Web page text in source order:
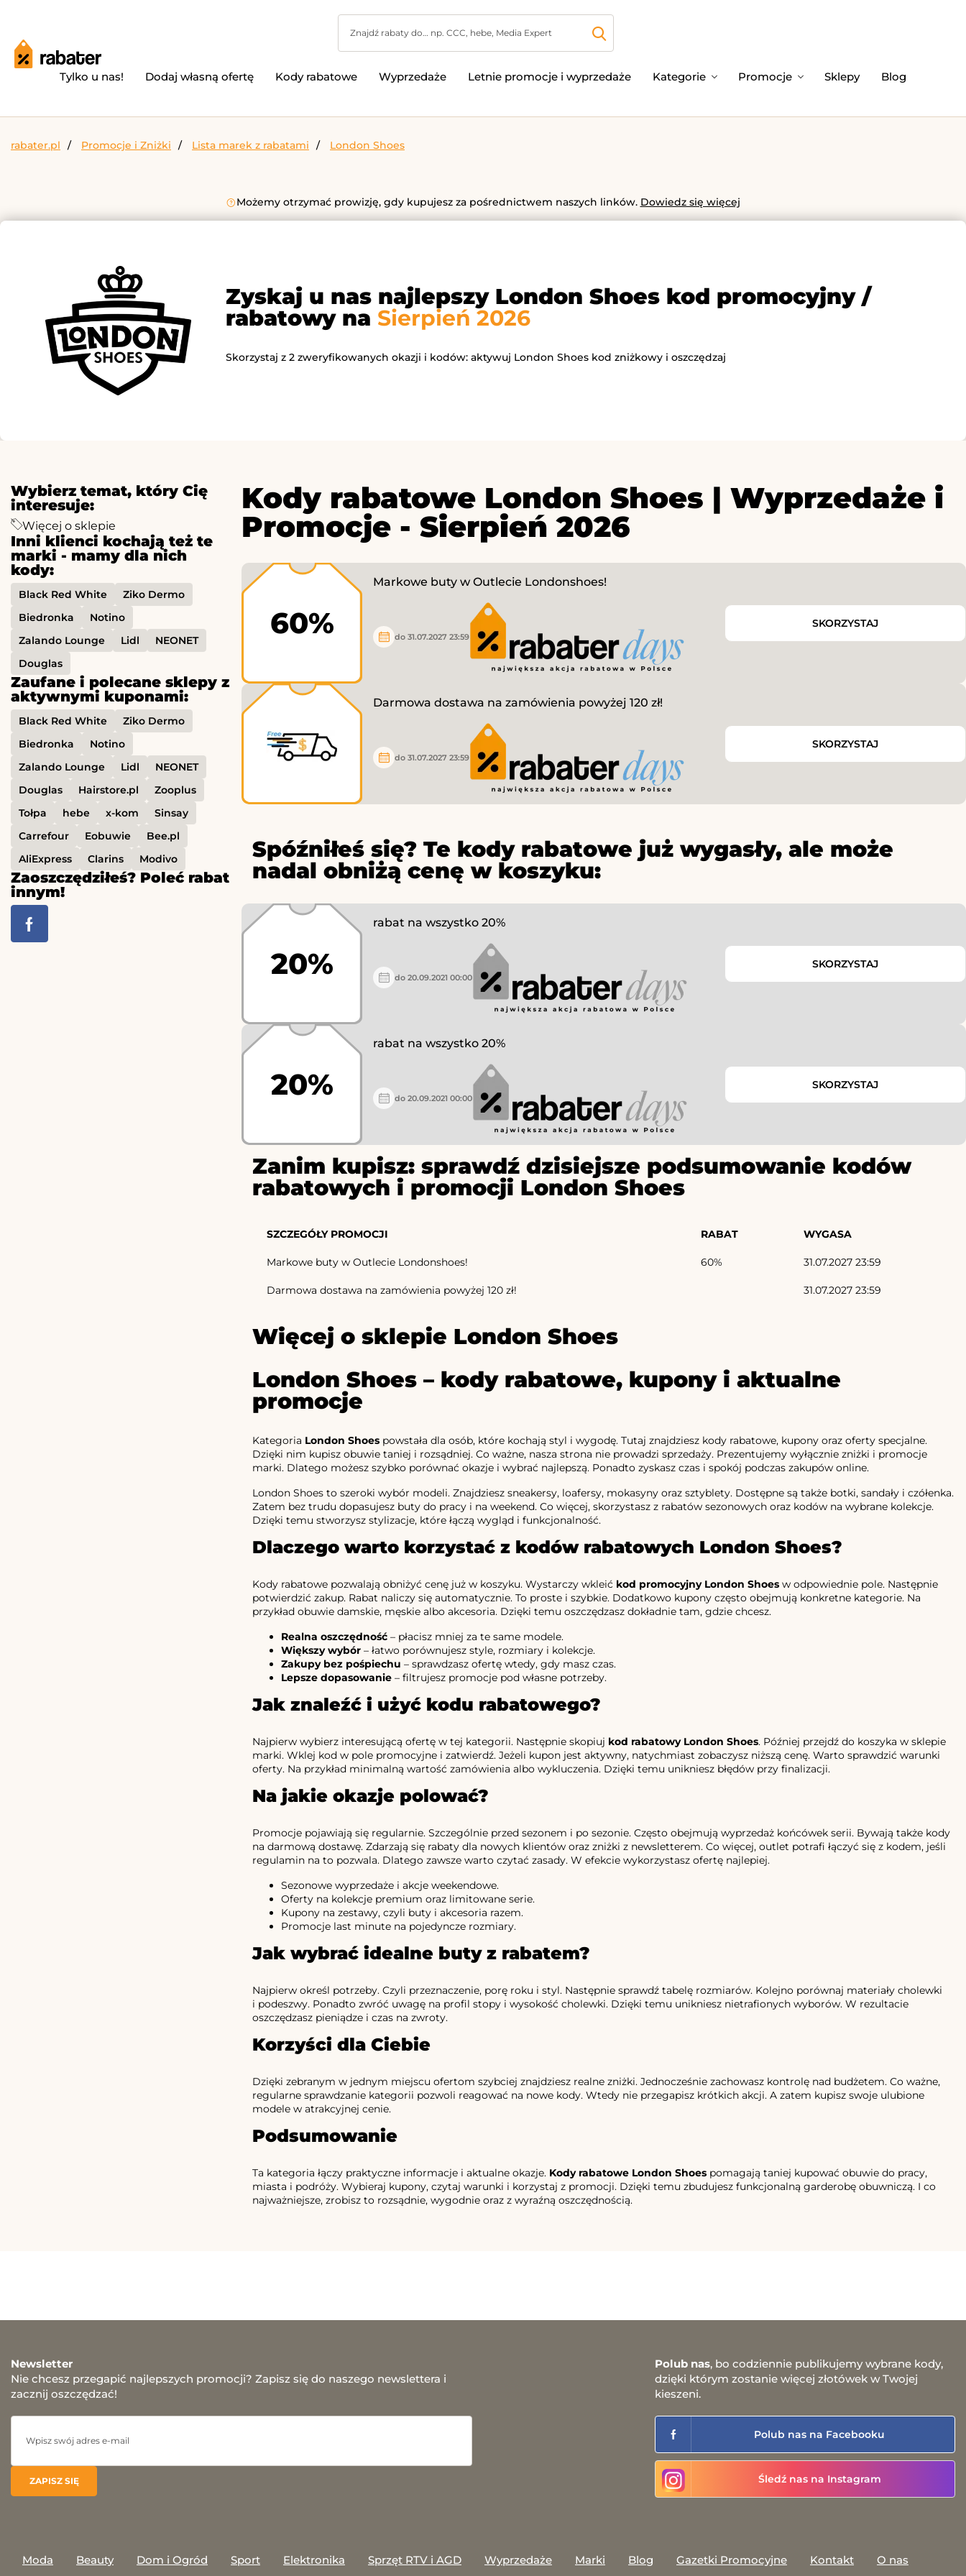
Tylko u nas! Dodaj własną ofertę Kody rabatowe Wyprzedaże Letnie promocje i wyprzedaże Kategorie Promocje Sklepy Blog
rabater.pl Promocje i Zniżki Lista marek z rabatami London Shoes
Możemy otrzymać prowizję, gdy kupujesz za pośrednictwem naszych linków. Dowiedz się więcej
Zyskaj u nas najlepszy London Shoes kod promocyjny /
rabatowy na Sierpień 2026
Skorzystaj z 2 zweryfikowanych okazji i kodów: aktywuj London Shoes kod zniżkowy i oszczędzaj
Wybierz temat, który Cię
interesuje:
Więcej o sklepie
Inni klienci kochają też te
marki - mamy dla nich
kody:
Black Red White
Ziko Dermo
Biedronka
Notino
Zalando Lounge
Lidl
NEONET
Douglas
Zaufane i polecane sklepy z
aktywnymi kuponami:
Black Red White
Ziko Dermo
Biedronka
Notino
Zalando Lounge
Lidl
NEONET
Douglas
Hairstore.pl
Zooplus
Tołpa
hebe x-kom
Sinsay
Carrefour
Eobuwie
Bee.pl
AliExpress
Clarins Modivo
Zaoszczędziłeś? Poleć rabat
innym!
Kody rabatowe London Shoes | Wyprzedaże i
Promocje - Sierpień 2026
60%
Markowe buty w Outlecie Londonshoes!
do 31.07.2027 23:59
SKORZYSTAJ
Darmowa dostawa na zamówienia powyżej 120 zł!
do 31.07.2027 23:59
SKORZYSTAJ
Spóźniłeś się? Te kody rabatowe już wygasły, ale może
nadal obniżą cenę w koszyku:
20%
rabat na wszystko 20%
do 20.09.2021 00:00
SKORZYSTAJ
20%
rabat na wszystko 20%
do 20.09.2021 00:00
SKORZYSTAJ
Zanim kupisz: sprawdź dzisiejsze podsumowanie kodów
rabatowych i promocji London Shoes
SZCZEGÓŁY PROMOCJI RABAT WYGASA
Markowe buty w Outlecie Londonshoes! 60% 31.07.2027 23:59
Darmowa dostawa na zamówienia powyżej 120 zł! 31.07.2027 23:59
Więcej o sklepie London Shoes
London Shoes – kody rabatowe, kupony i aktualne
promocje
Kategoria London Shoes powstała dla osób, które kochają styl i wygodę. Tutaj znajdziesz kody rabatowe, kupony oraz oferty specjalne.
Dzięki nim kupisz obuwie taniej i rozsądniej. Co ważne, nasza strona nie prowadzi sprzedaży. Prezentujemy wyłącznie zniżki i promocje
marki. Dlatego możesz szybko porównać okazje i wybrać najlepszą. Ponadto zyskasz czas i spokój podczas zakupów online.
London Shoes to szeroki wybór modeli. Znajdziesz sneakersy, loafersy, mokasyny oraz sztyblety. Dostępne są także botki, sandały i czółenka.
Zatem bez trudu dopasujesz buty do pracy i na weekend. Co więcej, skorzystasz z rabatów sezonowych oraz kodów na wybrane kolekcje.
Dzięki temu stworzysz stylizacje, które łączą wygląd i funkcjonalność.
Dlaczego warto korzystać z kodów rabatowych London Shoes?
Kody rabatowe pozwalają obniżyć cenę już w koszyku. Wystarczy wkleić kod promocyjny London Shoes w odpowiednie pole. Następnie
potwierdzić zakup. Rabat naliczy się automatycznie. To proste i szybkie. Dodatkowo kupony często obejmują konkretne kategorie. Na
przykład obuwie damskie, męskie albo akcesoria. Dzięki temu oszczędzasz dokładnie tam, gdzie chcesz.
Realna oszczędność – płacisz mniej za te same modele.
Większy wybór – łatwo porównujesz style, rozmiary i kolekcje.
Zakupy bez pośpiechu – sprawdzasz ofertę wtedy, gdy masz czas.
Lepsze dopasowanie – filtrujesz promocje pod własne potrzeby.
Jak znaleźć i użyć kodu rabatowego?
Najpierw wybierz interesującą ofertę w tej kategorii. Następnie skopiuj kod rabatowy London Shoes. Później przejdź do koszyka w sklepie
marki. Wklej kod w pole promocyjne i zatwierdź. Jeżeli kupon jest aktywny, natychmiast zobaczysz niższą cenę. Warto sprawdzić warunki
oferty. Na przykład minimalną wartość zamówienia albo wykluczenia. Dzięki temu unikniesz błędów przy finalizacji.
Na jakie okazje polować?
Promocje pojawiają się regularnie. Szczególnie przed sezonem i po sezonie. Często obejmują wyprzedaż końcówek serii. Bywają także kody
na darmową dostawę. Zdarzają się rabaty dla nowych klientów oraz zniżki z newsletterem. Co więcej, outlet potrafi łączyć się z kodem, jeśli
regulamin na to pozwala. Dlatego zawsze warto czytać zasady. W efekcie wykorzystasz ofertę najlepiej.
Sezonowe wyprzedaże i akcje weekendowe.
Oferty na kolekcje premium oraz limitowane serie.
Kupony na zestawy, czyli buty i akcesoria razem.
Promocje last minute na pojedyncze rozmiary.
Jak wybrać idealne buty z rabatem?
Najpierw określ potrzeby. Czyli przeznaczenie, porę roku i styl. Następnie sprawdź tabelę rozmiarów. Kolejno porównaj materiały cholewki
i podeszwy. Ponadto zwróć uwagę na profil stopy i wysokość cholewki. Dzięki temu unikniesz nietrafionych wyborów. W rezultacie
oszczędzasz pieniądze i czas na zwroty.
Korzyści dla Ciebie
Dzięki zebranym w jednym miejscu ofertom szybciej znajdziesz realne zniżki. Jednocześnie zachowasz kontrolę nad budżetem. Co ważne,
regularne sprawdzanie kategorii pozwoli reagować na nowe kody. Wtedy nie przegapisz krótkich akcji. A zatem kupisz swoje ulubione
modele w atrakcyjnej cenie.
Podsumowanie
Ta kategoria łączy praktyczne informacje i aktualne okazje. Kody rabatowe London Shoes pomagają taniej kupować obuwie do pracy,
miasta i podróży. Wybieraj kupony, czytaj warunki i korzystaj z promocji. Dzięki temu zbudujesz funkcjonalną garderobę obuwniczą. I co
najważniejsze, zrobisz to rozsądnie, wygodnie oraz z wyraźną oszczędnością.
Newsletter
Nie chcesz przegapić najlepszych promocji? Zapisz się do naszego newslettera i
zacznij oszczędzać!
Polub nas, bo codziennie publikujemy wybrane kody,
dzięki którym zostanie więcej złotówek w Twojej
kieszeni.
Polub nas na Facebooku
Śledź nas na Instagram
Moda Beauty Dom i Ogród Sport Elektronika Sprzęt RTV i AGD Wyprzedaże Marki Blog Gazetki Promocyjne Kontakt O nas